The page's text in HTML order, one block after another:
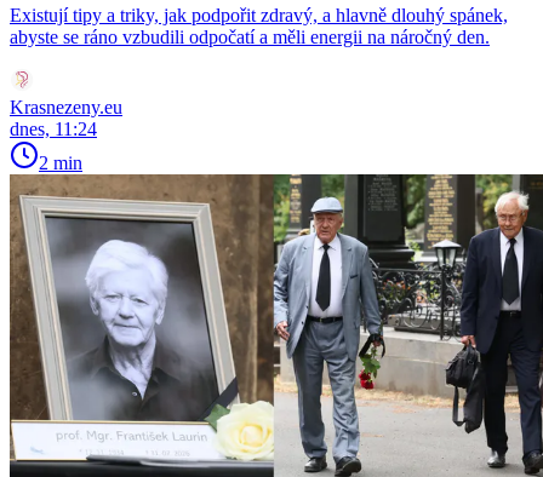
Existují tipy a triky, jak podpořit zdravý, a hlavně dlouhý spánek,
abyste se ráno vzbudili odpočatí a měli energii na náročný den.
Krasnezeny.eu
dnes, 11:24
2 min